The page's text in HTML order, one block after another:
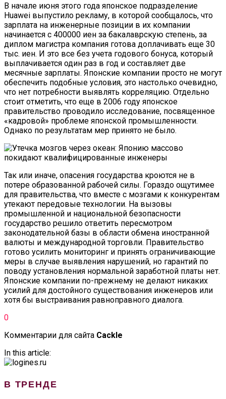
В начале июня этого года японское подразделение
Huawei выпустило рекламу, в которой сообщалось, что
зарплата на инженерные позиции в их компании
начинается с 400000 иен за бакалаврскую степень, за
диплом магистра компания готова доплачивать еще 30
тыс. иен. И это все без учета годового бонуса, который
выплачивается один раз в год и составляет две
месячные зарплаты. Японские компании просто не могут
обеспечить подобные условия, это настолько очевидно,
что нет потребности выявлять корреляцию. Отдельно
стоит отметить, что еще в 2006 году японское
правительство проводило исследование, посвященное
«кадровой» проблеме японской промышленности.
Однако по результатам мер принято не было.
Так или иначе, опасения государства кроются не в
потере образованной рабочей силы. Гораздо ощутимее
для правительства, что вместе с мозгами к конкурентам
утекают передовые технологии. На вызовы
промышленной и национальной безопасности
государство решило ответить пересмотром
законодательной базы в области обмена иностранной
валюты и международной торговли. Правительство
готово усилить мониторинг и принять ограничивающие
меры в случае выявления нарушений, но гарантий по
поводу установления нормальной заработной платы нет.
Японские компании по-прежнему не делают никаких
усилий для достойного существования инженеров или
хотя бы выстраивания равноправного диалога.
0
Комментарии для сайта Cackle
In this article:
В ТРЕНДЕ